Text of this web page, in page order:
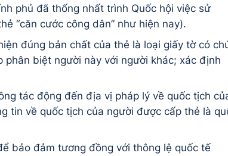
phủ đã thống nhất trình Quốc hội việc sử
“căn cước công dân” như hiện nay).
đúng bản chất của thẻ là loại giấy tờ có
biệt người này với người khác; xác định
tác động đến địa vị pháp lý về quốc tịch
tin về quốc tịch của người được cấp thẻ là
bảo đảm tương đồng với thông lệ quốc tế